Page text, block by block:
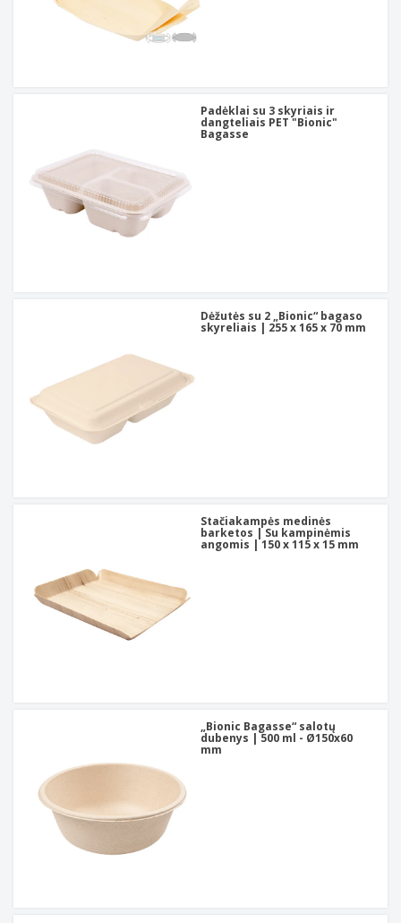
Padėklai su 3 skyriais ir
dangteliais PET "Bionic"
Bagasse
Dėžutės su 2 „Bionic“ bagaso
skyreliais | 255 x 165 x 70 mm
Stačiakampės medinės
barketos | Su kampinėmis
angomis | 150 x 115 x 15 mm
„Bionic Bagasse“ salotų
dubenys | 500 ml - Ø150x60
mm